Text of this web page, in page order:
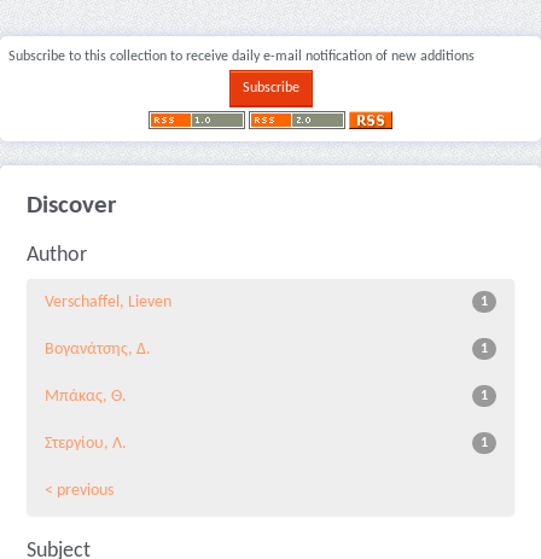
Subscribe to this collection to receive daily e-mail notification of new additions
Discover
Author
1
Verschaffel, Lieven
1
Βογανάτσης, Δ.
1
Μπάκας, Θ.
1
Στεργίου, Λ.
< previous
Subject